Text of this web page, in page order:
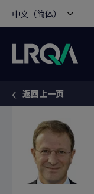
中文（简体）
You are here:
返回上一页